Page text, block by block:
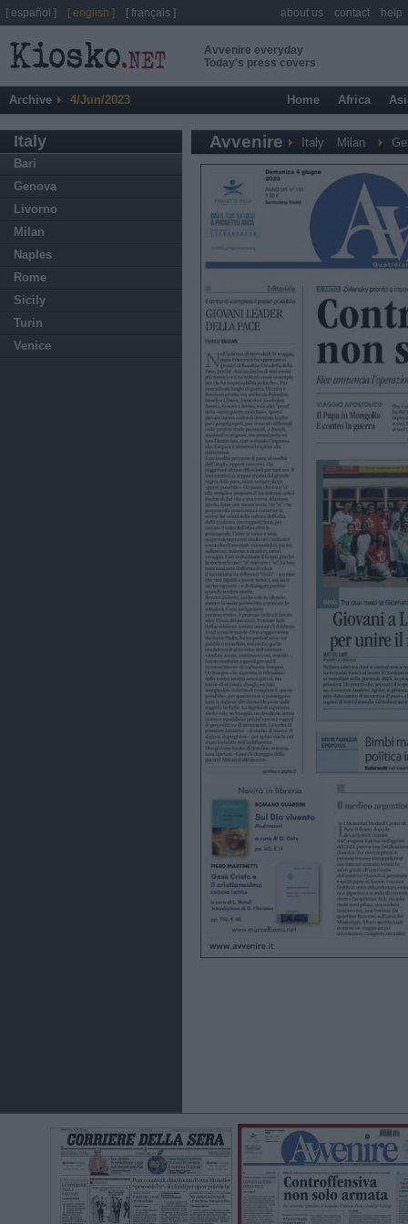
Avvenire everyday
Today's press covers
Archive 4/Jun/2023 Home Africa
Italy
Bari
Genova
Livorno
Milan
Naples
Rome
Sicily
Turin
Venice
Avvenire Italy Milan
[ español ] [ english ] [ français ] about us contact help